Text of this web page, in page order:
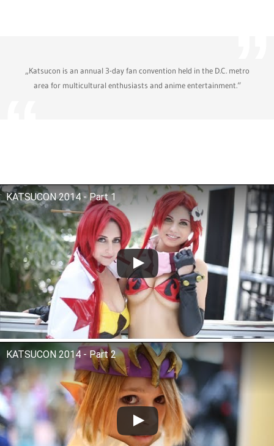
„Katsucon is an annual 3-day fan convention held in the D.C. metro
area for multicultural enthusiasts and anime entertainment.“
KATSUCON 2014 - Part 1
KATSUCON 2014 - Part 2